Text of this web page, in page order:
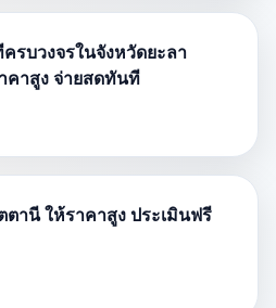
รบวงจรในจังหวัดยะลา
คาสูง จ่ายสดทันที
านี ให้ราคาสูง ประเมินฟรี